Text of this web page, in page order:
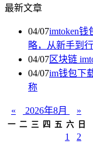
最新文章
04/07imtoken钱
略，从新手到
04/07区块链
04/07im钱包下
称
« 2026年8月 »
一 二 三 四 五 六 日
1
2